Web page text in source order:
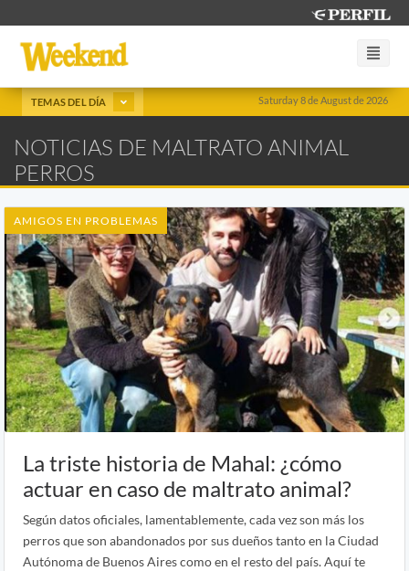
Saturday 8 de August de 2026
TEMAS DEL DÍA
NOTICIAS DE MALTRATO ANIMAL
PERROS
AMIGOS EN PROBLEMAS
La triste historia de Mahal: ¿cómo
actuar en caso de maltrato animal?
Según datos oficiales, lamentablemente, cada vez son más los
perros que son abandonados por sus dueños tanto en la Ciudad
Autónoma de Buenos Aires como en el resto del país. Aquí te